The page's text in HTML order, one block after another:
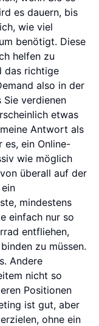
es dauern, bis
wie viel
benötigt. Diese
helfen zu
das richtige
also in der
Sie verdienen
etwas
Antwort als
es, ein Online-
wie möglich
überall auf der
mindestens
einfach nur so
entfliehen,
zu müssen.
Andere
nicht so
Positionen
ist gut, aber
ohne ein